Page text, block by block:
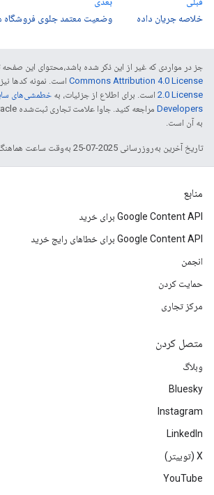
خلاصه جریان داده
وضعیت معتمد جلوی فروشگاه
جز در مواردی که غیر از این ذکر شده باشد،‌محتوای این
Commons Attribution 4.0 License است. نمونه کدها
2.0 License است. برای اطلاع از جزئیات، به
Developers‏
به آن است.
تاریخ آخرین به‌روزرسانی 2025-07-25 به‌وقت ساعت هماهنگ جهانی.
منابع
Google Content API برای خرید
Google Content API برای خطاهای رایج خرید
انجمن
حمایت کردن
مرکز تجاری
متصل کردن
وبلاگ
Bluesky
Instagram
LinkedIn
‫X (توییتر)
YouTube